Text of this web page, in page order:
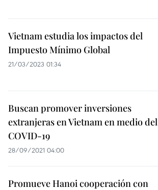
Vietnam estudia los impactos del
Impuesto Mínimo Global
21/03/2023 01:34
Buscan promover inversiones
extranjeras en Vietnam en medio del
COVID-19
28/09/2021 04:00
Promueve Hanoi cooperación con